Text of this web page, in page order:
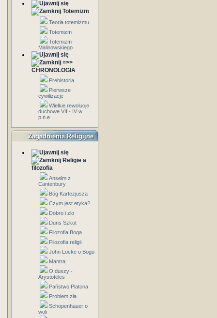
Totemizm
Teoria totemizmu
Totemizm
Totemizm
Malinowskiego
=>>
CHRONOLOGIA
Prehistoria
Pierwsze
cywilizacje
Wielkie rewolucje
duchowe VII - IV w.
p.n.e
Zagadnienia Religijne
Religie a
filozofia
Anselm z
Cantenbury
Bóg Kartezjusza
Czym jest etyka?
Dobro i zlo
Duns Szkot
Filozofia Boga
Filozofia religii
John Locke o Bogu
Mantra
O duszy -
Arystoteles
Państwo Platona
Problem zła
Schopenhauer o
woli